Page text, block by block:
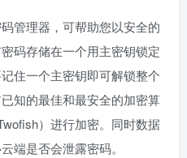
管理器，可帮助您以安全的
码存储在一个用主密钥锁定
住一个主密钥即可解锁整个
知的最佳和最安全的加密算
）进行加密。同时数据
端是否会泄露密码。